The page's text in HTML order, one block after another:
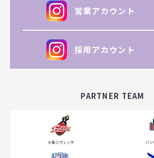
営業アカウント
採用アカウント
PARTNER TEAM